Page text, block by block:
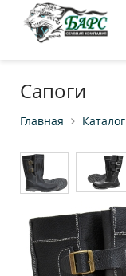
Сапоги
Главная Каталог